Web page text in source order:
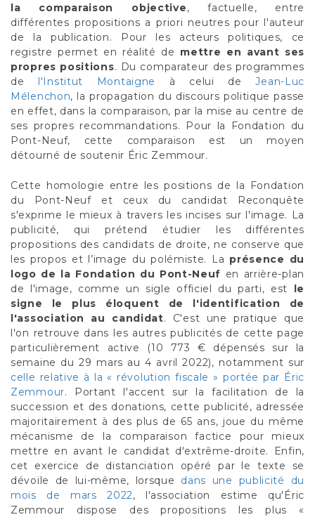
la comparaison objective, factuelle, entre
différentes propositions a priori neutres pour l'auteur
de la publication. Pour les acteurs politiques, ce
registre permet en réalité de mettre en avant ses
propres positions. Du comparateur des programmes
de l'Institut Montaigne à celui deJean-Luc
Mélenchon, la propagation du discours politique passe
en effet, dans la comparaison, par la mise au centre de
ses propres recommandations. Pour la Fondation du
Pont-Neuf, cette comparaison est un moyen
détourné de soutenir Éric Zemmour.
Cette homologie entre les positions de la Fondation
du Pont-Neuf et ceux du candidat Reconquête
s'exprime le mieux à travers les incises sur l'image. La
publicité, qui prétend étudier les différentes
propositions des candidats de droite, ne conserve que
les propos et l’image du polémiste. La présence du
logo de la Fondation du Pont-Neuf en arrière-plan
de l'image, comme un sigle officiel du parti, est le
signe le plus éloquent de l'identification de
l'association au candidat. C'est une pratique que
l'on retrouve dans les autres publicités de cette page
particulièrement active (10 773 € dépensés sur la
semaine du 29 mars au 4 avril 2022), notamment sur
celle relative à la « révolution fiscale » portée par Éric
Zemmour. Portant l'accent sur la facilitation de la
succession et des donations, cette publicité, adressée
majoritairement à des plus de 65 ans, joue du même
mécanisme de la comparaison factice pour mieux
mettre en avant le candidat d'extrême-droite. Enfin,
cet exercice de distanciation opéré par le texte se
dévoile de lui-même, lorsque dans une publicité du
mois de mars 2022, l'association estime qu'Éric
Zemmour dispose des propositions les plus «